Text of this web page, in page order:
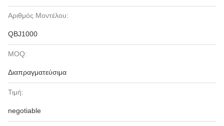
Αριθμός Μοντέλου:
QBJ1000
MOQ:
Διαπραγματεύσιμα
Τιμή:
negotiable